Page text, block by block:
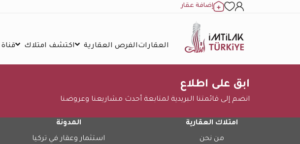
إضافة عقار
العقاراتالفرص العقارية اكتشف امتلاك
ابق على اطلاع
انضم إلى قائمتنا البريدية لمتابعة أحدث مشاريعنا وعروضنا
امتلاك العقارية
من نحن
المدونة
استثمار وعقار في تركيا